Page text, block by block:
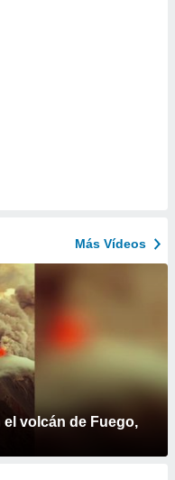
Más Vídeos
volcán de Fuego,